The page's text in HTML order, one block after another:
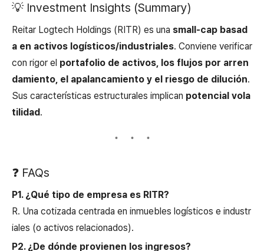
💡 Investment Insights (Summary)
Reitar Logtech Holdings (RITR) es una small-cap basad
a en activos logísticos/industriales. Conviene verificar
con rigor el portafolio de activos, los flujos por arren
damiento, el apalancamiento y el riesgo de dilución.
Sus características estructurales implican potencial vola
tilidad.
❓ FAQs
P1. ¿Qué tipo de empresa es RITR?
R. Una cotizada centrada en inmuebles logísticos e industr
iales (o activos relacionados).
P2. ¿De dónde provienen los ingresos?